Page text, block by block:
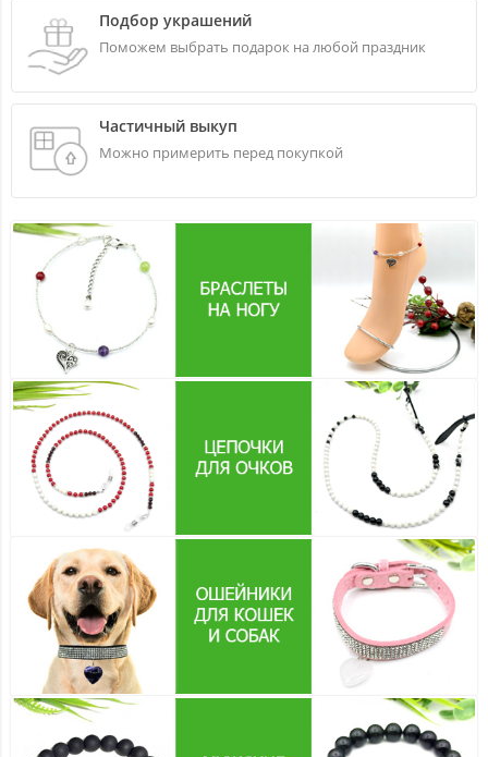
Подбор украшений
Поможем выбрать подарок на любой праздник
Частичный выкуп
Можно примерить перед покупкой